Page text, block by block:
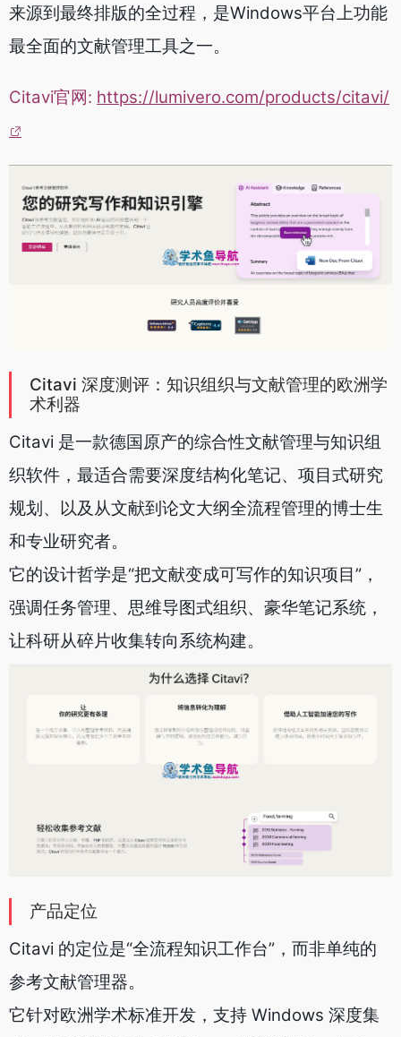
来源到最终排版的全过程，是Windows平台上功能
最全面的文献管理工具之一。
Citavi官网: https://lumivero.com/products/citavi/
Citavi 深度测评：知识组织与文献管理的欧洲学
术利器
Citavi 是一款德国原产的综合性文献管理与知识组
织软件，最适合需要深度结构化笔记、项目式研究
规划、以及从文献到论文大纲全流程管理的博士生
和专业研究者。
它的设计哲学是“把文献变成可写作的知识项目”，
强调任务管理、思维导图式组织、豪华笔记系统，
让科研从碎片收集转向系统构建。
产品定位
Citavi 的定位是“全流程知识工作台”，而非单纯的
参考文献管理器。
它针对欧洲学术标准开发，支持 Windows 深度集